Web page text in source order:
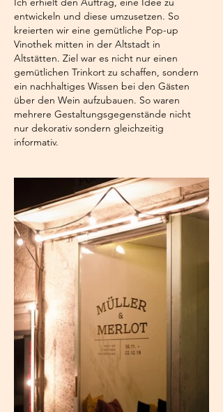
entwickeln und diese umzusetzen. So
kreierten wir eine gemütliche Pop-up
Vinothek mitten in der Altstadt in
Altstätten. Ziel war es nicht nur einen
gemütlichen Trinkort zu schaffen, sondern
ein nachhaltiges Wissen bei den Gästen
über den Wein aufzubauen. So waren
mehrere Gestaltungsgegenstände nicht
nur dekorativ sondern gleichzeitig
informativ.